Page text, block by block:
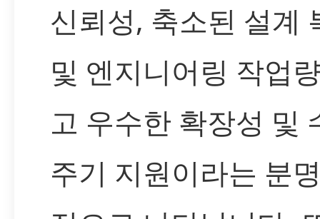
신뢰성, 축소된 설계
및 엔지니어링 작업
고 우수한 확장성 및
주기 지원이라는 분